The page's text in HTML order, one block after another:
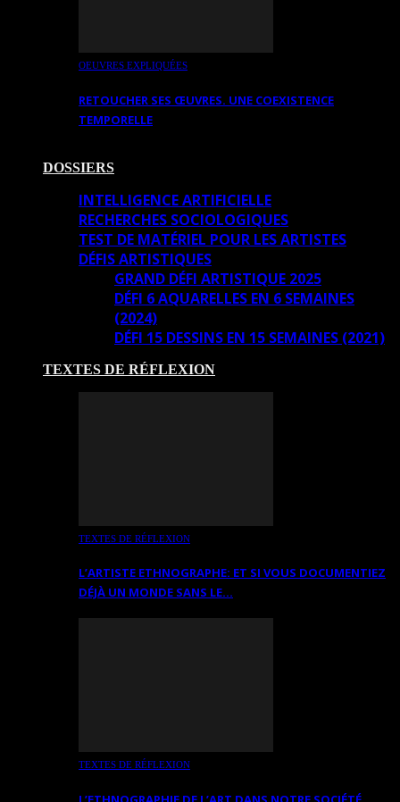
OEUVRES EXPLIQUÉES
RETOUCHER SES ŒUVRES. UNE COEXISTENCE
TEMPORELLE
DOSSIERS
INTELLIGENCE ARTIFICIELLE
RECHERCHES SOCIOLOGIQUES
TEST DE MATÉRIEL POUR LES ARTISTES
DÉFIS ARTISTIQUES
GRAND DÉFI ARTISTIQUE 2025
DÉFI 6 AQUARELLES EN 6 SEMAINES
(2024)
DÉFI 15 DESSINS EN 15 SEMAINES (2021)
TEXTES DE RÉFLEXION
TEXTES DE RÉFLEXION
L’ARTISTE ETHNOGRAPHE: ET SI VOUS DOCUMENTIEZ
DÉJÀ UN MONDE SANS LE…
TEXTES DE RÉFLEXION